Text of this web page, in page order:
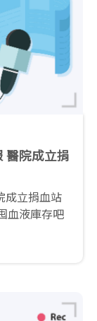
醫院成立捐
成立捐血站
血液庫存吧